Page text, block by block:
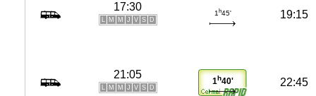
17:30
L M M J V S D
1 h45' 19:15
21:05
L M M J V S D
1 h40' 22:45